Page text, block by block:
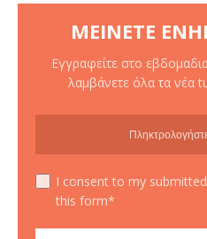
ΜΕΊΝΕΤΕ
Εγγραφείτε στο
λαμβάνετε όλα τα νέα
I consent to my
this form*